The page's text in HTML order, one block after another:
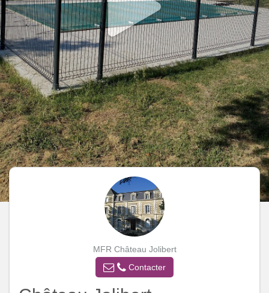
MFR Château Jolibert
Contacter